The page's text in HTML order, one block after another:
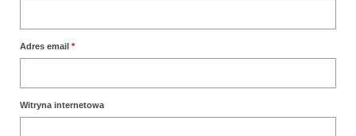
Adres email *
Witryna internetowa